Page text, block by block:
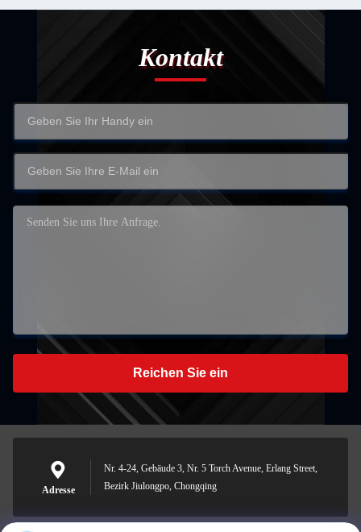
Kontakt
Reichen Sie ein
Adresse
Nr. 4-24, Gebäude 3, Nr. 5 Torch Avenue, Erlang Street,
Bezirk Jiulongpo, Chongqing